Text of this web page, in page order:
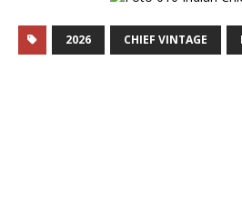
2026 CHIEF VINTAGE